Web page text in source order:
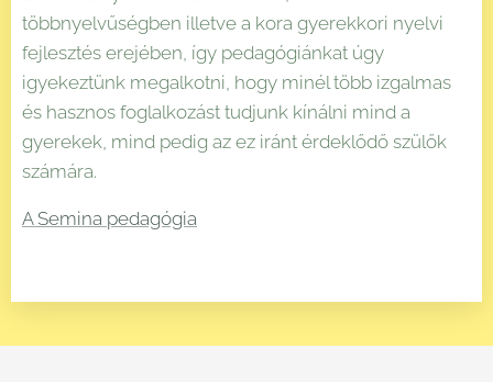
többnyelvűségben illetve a kora gyerekkori nyelvi
fejlesztés erejében, így pedagógiánkat úgy
igyekeztünk megalkotni, hogy minél több izgalmas
és hasznos foglalkozást tudjunk kínálni mind a
gyerekek, mind pedig az ez iránt érdeklődő szülők
számára.
A Semina pedagógia